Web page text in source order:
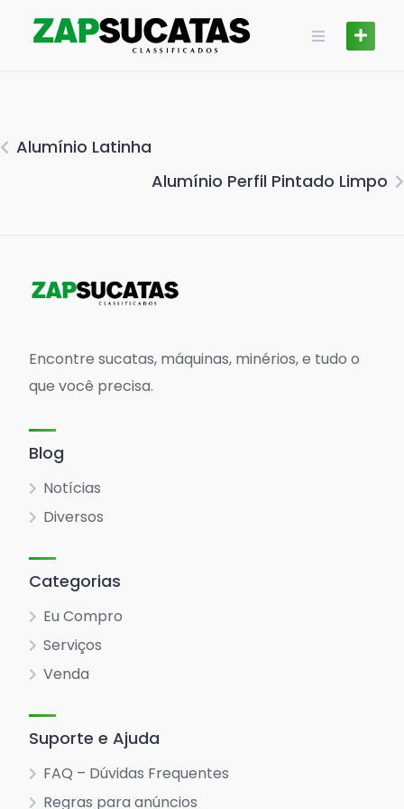
Alumínio Latinha
Alumínio Perfil Pintado Limpo
Encontre sucatas, máquinas, minérios, e tudo o
que você precisa.
Blog
Notícias
Diversos
Categorias
Eu Compro
Serviços
Venda
Suporte e Ajuda
FAQ – Dúvidas Frequentes
Regras para anúncios